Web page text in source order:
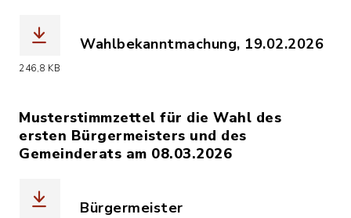
246,8 KB
Wahlbekanntmachung, 19.02.2026
Musterstimmzettel für die Wahl des
ersten Bürgermeisters und des
Gemeinderats am 08.03.2026
Bürgermeister